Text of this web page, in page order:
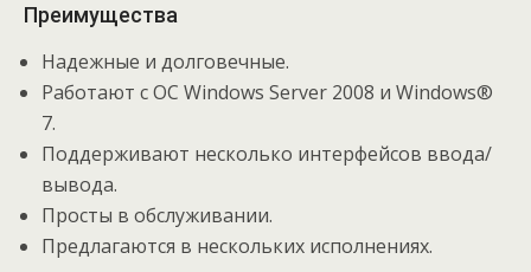
Преимущества
Надежные и долговечные.
Работают с ОС Windows Server 2008 и Windows®
7.
Поддерживают несколько интерфейсов ввода/
вывода.
Просты в обслуживании.
Предлагаются в нескольких исполнениях.